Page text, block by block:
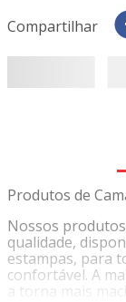
Compartilhar
Produtos de
Nossos
qualidade,
estampas, para
confortável. A
a torna mais